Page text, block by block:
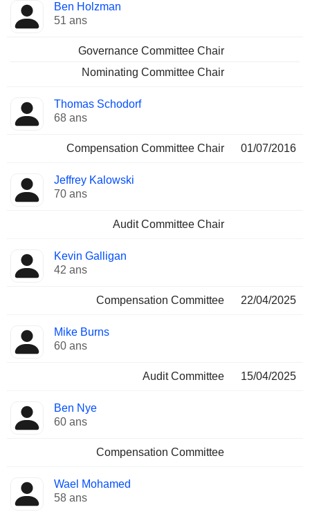
Ben Holzman
51 ans
Governance Committee Chair
Nominating Committee Chair
Thomas Schodorf
68 ans
Compensation Committee Chair 01/07/2016
Jeffrey Kalowski
70 ans
Audit Committee Chair
Kevin Galligan
42 ans
Compensation Committee 22/04/2025
Mike Burns
60 ans
Audit Committee 15/04/2025
Ben Nye
60 ans
Compensation Committee
Wael Mohamed
58 ans